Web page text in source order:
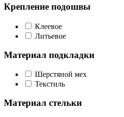
Крепление подошвы
Клеевое
Литьевое
Материал подкладки
Шерстяной мех
Текстиль
Материал стельки